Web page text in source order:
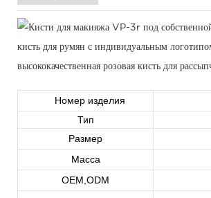
Номер изделия
Тип
Размер
Масса
OEM,ODM